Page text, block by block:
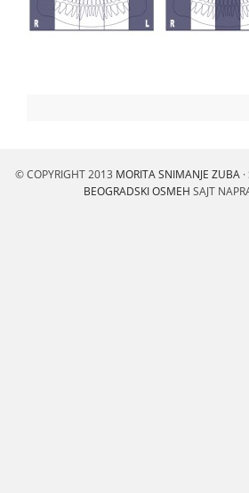
© COPYRIGHT 2013 MORITA SNIMANJE ZUBA
BEOGRADSKI OSMEH SAJT